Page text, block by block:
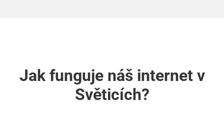
Jak funguje náš internet v
Světicích?